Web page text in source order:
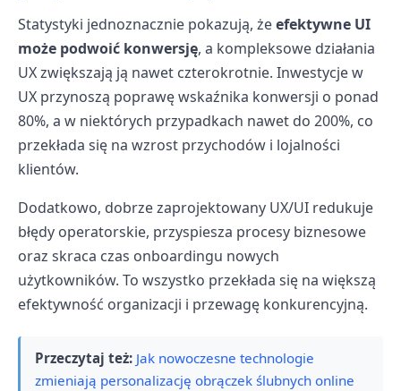
Statystyki jednoznacznie pokazują, żeefektywne UI
może podwoić konwersję, a kompleksowe działania
UX zwiększają ją nawet czterokrotnie. Inwestycje w
UX przynoszą poprawę wskaźnika konwersji o ponad
80%, a w niektórych przypadkach nawet do 200%, co
przekłada się na wzrost przychodów i lojalności
klientów.
Dodatkowo, dobrze zaprojektowany UX/UI redukuje
błędy operatorskie, przyspiesza procesy biznesowe
oraz skraca czas onboardingu nowych
użytkowników. To wszystko przekłada się na większą
efektywność organizacji i przewagę konkurencyjną.
Przeczytaj też: Jak nowoczesne technologie
zmieniają personalizację obrączek ślubnych online